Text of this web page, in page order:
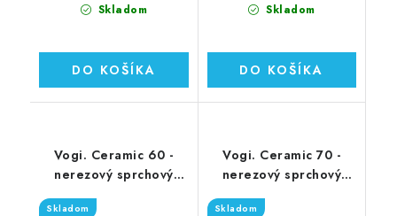
Skladom
DO KOŠÍKA
Skladom
DO KOŠÍKA
Vogi. Ceramic 60 -
nerezový sprchový
žľab 60 cm (RD60set)
Skladom
Vogi. Ceramic 70 -
nerezový sprchový
žľab 70 cm (RD70set)
Skladom